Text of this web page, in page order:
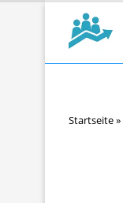
Startseite»